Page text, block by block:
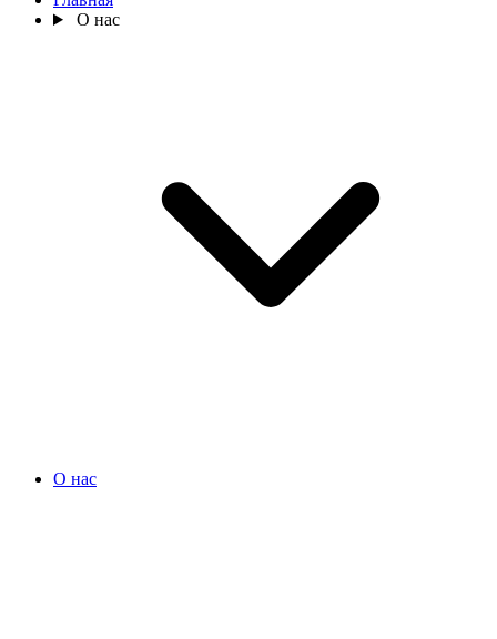
О нас
О нас